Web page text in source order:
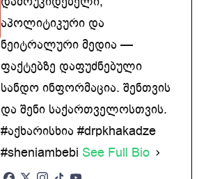
აპოლიტიკური და
ნეიტრალური მედია —
ფაქტებზე დაფუძნებული
სანდო ინფორმაცია. შენთვის
და შენი საქართველოსთვის.
#აქხარისხია #drpkhakadze
#sheniambebi See Full Bio